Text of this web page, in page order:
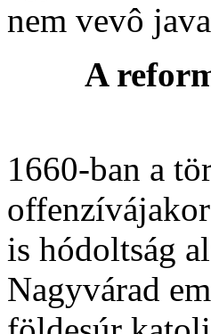
nem vevô
A
1660-ban a
is hódoltság
Nagyvárad